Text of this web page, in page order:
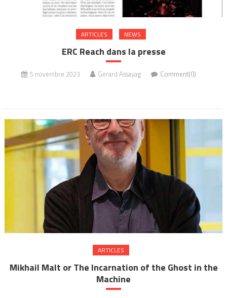
ARTICLES NEWS
ERC Reach dans la presse
5 novembre 2023 Gerard Assayag Comment(0)
ARTICLES
Mikhail Malt or The Incarnation of the Ghost in the
Machine